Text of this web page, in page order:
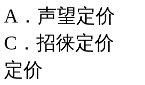
A．声
C．招
定价